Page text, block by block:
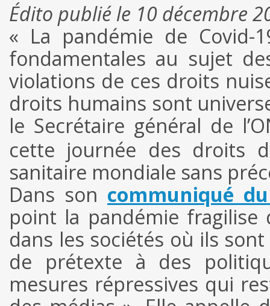
Édito publié le 10 décembre
« La pandémie de Covid-
fondamentales au sujet
violations de ces droits
droits humains sont
le Secrétaire général de
cette journée des droits
sanitaire mondiale sans
Dans son communiqué
point la pandémie fragilise
dans les sociétés où ils
de prétexte à des
mesures répressives qui